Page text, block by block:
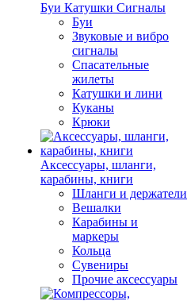
Буи Катушки Сигналы
Буи
Звуковые и вибро
сигналы
Спасательные
жилеты
Катушки и лини
Куканы
Крюки
Аксессуары, шланги,
карабины, книги
Шланги и держатели
Вешалки
Карабины и
маркеры
Кольца
Сувениры
Прочие аксессуары